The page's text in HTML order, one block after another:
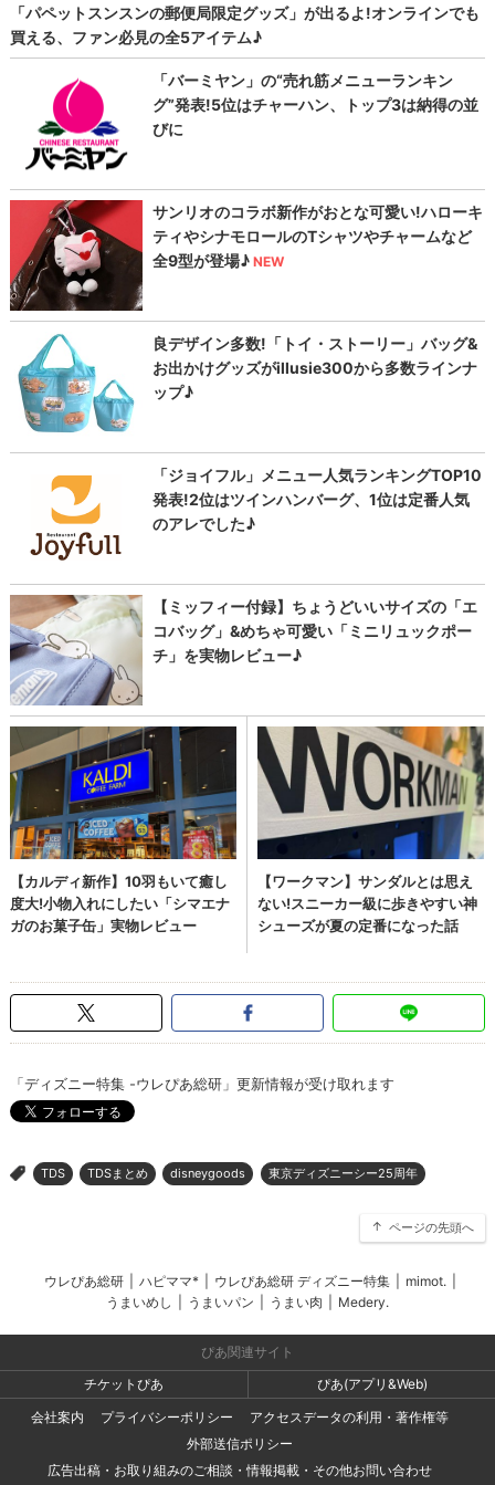
「ディズニー特集 -ウレぴあ総研」更新情報が受け取れます
> TDS TDSまとめ disneygoods 東京ディズニーシー25周年
ページの先頭へ
ウレぴあ総研 ハピママ* ウレぴあ総研 ディズニー特集 mimot.
うまいめし
うまいパン うまい肉 Medery.
ぴあ関連サイト
チケットぴあ
ぴあ(アプリ&Web)
会社案内
プライバシーポリシー
アクセスデータの利用・著作権等
外部送信ポリシー
広告出稿・お取り組みのご相談・情報掲載・その他お問い合わせ